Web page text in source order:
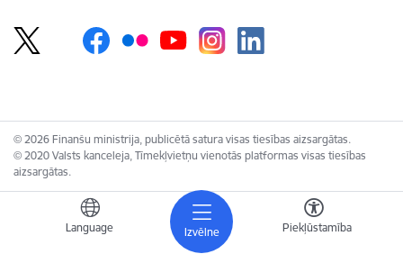
Izvēlne
Language Piekļūstamība
© 2026 Finanšu ministrija, publicētā satura visas tiesības aizsargātas.
© 2020 Valsts kanceleja, Tīmekļvietņu vienotās platformas visas tiesības
aizsargātas.